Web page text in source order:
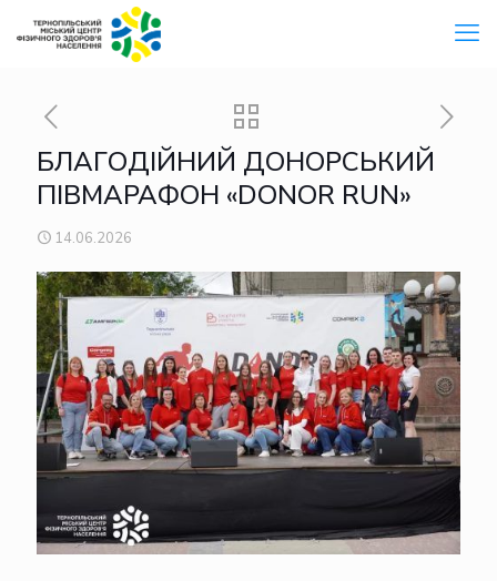
БЛАГОДІЙНИЙ ДОНОРСЬКИЙ
ПІВМАРАФОН «DONOR RUN»
14.06.2026